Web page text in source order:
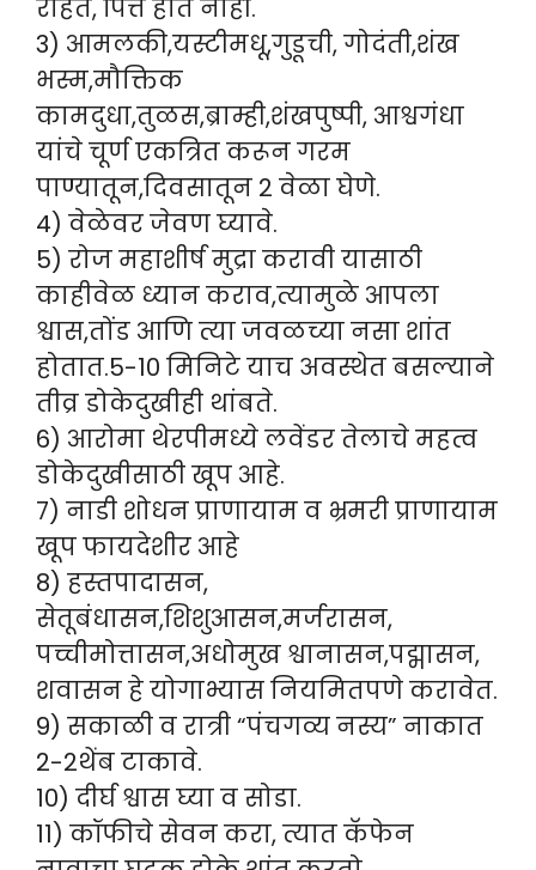
राहते, पित्त होत नाही.
3) आमलकी,यस्टीमधू,गुडूची, गोदंती,शंख
भस्म,मौक्तिक
कामदुधा,तुळस,ब्राम्ही,शंखपुष्पी, आश्वगंधा
यांचे चूर्ण एकत्रित करून गरम
पाण्यातून,दिवसातून 2 वेळा घेणे.
4) वेळेवर जेवण घ्यावे.
5) रोज महाशीर्ष मुद्रा करावी यासाठी
काहीवेळ ध्यान कराव,त्यामुळे आपला
श्वास,तोंड आणि त्या जवळच्या नसा शांत
होतात.5-10 मिनिटे याच अवस्थेत बसल्याने
तीव्र डोकेदुखीही थांबते.
6) आरोमा थेरपीमध्ये लवेंडर तेलाचे महत्व
डोकेदुखीसाठी खूप आहे.
7) नाडी शोधन प्राणायाम व भ्रमरी प्राणायाम
खूप फायदेशीर आहे
8) हस्तपादासन,
सेतूबंधासन,शिशुआसन,मर्जरासन,
पच्चीमोत्तासन,अधोमुख श्वानासन,पद्मासन,
शवासन हे योगाभ्यास नियमितपणे करावेत.
9) सकाळी व रात्री “पंचगव्य नस्य” नाकात
2-2थेंब टाकावे.
10) दीर्घ श्वास घ्या व सोडा.
11) कॉफीचे सेवन करा, त्यात कॅफेन